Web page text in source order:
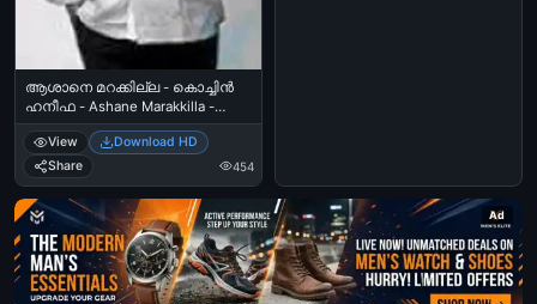
ആശാനെ മറക്കില്ല - കൊച്ചിന്‍
ഹനീഫ - Ashane Marakkilla -
Kochin Haneefa
View
Download HD
Share
454
Ad